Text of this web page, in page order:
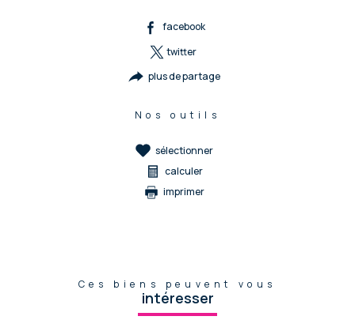
facebook
twitter
plus de partage
Nos outils
sélectionner
calculer
imprimer
Ces biens peuvent vous
intéresser